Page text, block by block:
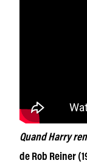
Quand Harry
de Rob Reiner